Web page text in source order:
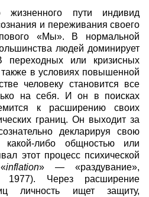
жизненного пути индивид
и переживания своего
«Мы». В нормальной
людей доминирует
переходных или кризисных
в условиях повышенной
человеку становится все
на себя. И он в поисках
к расширению своих
границ. Он выходит за
декларируя свою
либо общностью или
этот процесс психической
inflation» — «раздувание»,
1977). Через расширение
личность ищет защиту,